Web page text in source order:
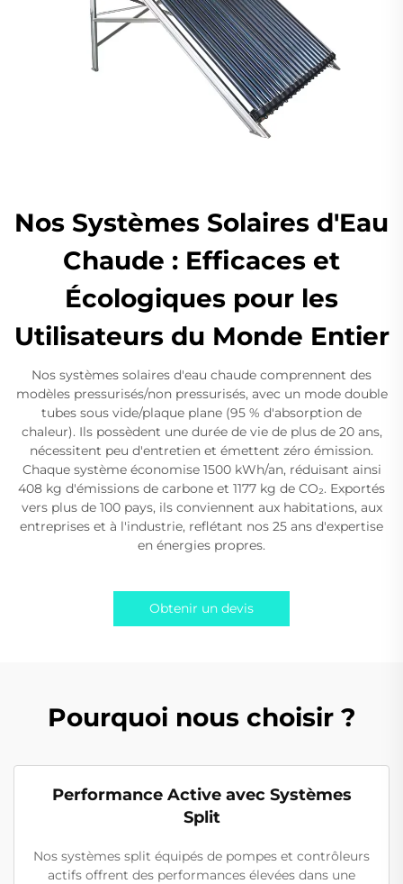
Nos Systèmes Solaires d'Eau
Chaude : Efficaces et
Écologiques pour les
Utilisateurs du Monde Entier
Nos systèmes solaires d'eau chaude comprennent des
modèles pressurisés/non pressurisés, avec un mode double
tubes sous vide/plaque plane (95 % d'absorption de
chaleur). Ils possèdent une durée de vie de plus de 20 ans,
nécessitent peu d'entretien et émettent zéro émission.
Chaque système économise 1500 kWh/an, réduisant ainsi
408 kg d'émissions de carbone et 1177 kg de CO₂. Exportés
vers plus de 100 pays, ils conviennent aux habitations, aux
entreprises et à l'industrie, reflétant nos 25 ans d'expertise
en énergies propres.
Obtenir un devis
Pourquoi nous choisir ?
Performance Active avec Systèmes
Split
Nos systèmes split équipés de pompes et contrôleurs
actifs offrent des performances élevées dans une